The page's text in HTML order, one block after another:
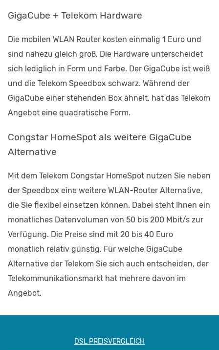
GigaCube + Telekom Hardware
Die mobilen WLAN Router kosten einmalig 1 Euro und
sind nahezu gleich groß. Die Hardware unterscheidet
sich lediglich in Form und Farbe. Der GigaCube ist weiß
und die Telekom Speedbox schwarz. Während der
GigaCube einer stehenden Box ähnelt, hat das Telekom
Angebot eine quadratische Form.
Congstar HomeSpot als weitere GigaCube
Alternative
Mit dem Telekom Congstar HomeSpot nutzen Sie neben
der Speedbox eine weitere WLAN-Router Alternative,
die Sie flexibel einsetzen können. Dabei steht Ihnen ein
monatliches Datenvolumen von 50 bis 200 Mbit/s zur
Verfügung. Die Preise sind mit 20 bis 40 Euro
monatlich relativ günstig. Für welche GigaCube
Alternative der Telekom Sie sich auch entscheiden, der
Telekommunikationsmarkt hat mehrere davon im
Angebot.
DSL PREISVERGLEICH